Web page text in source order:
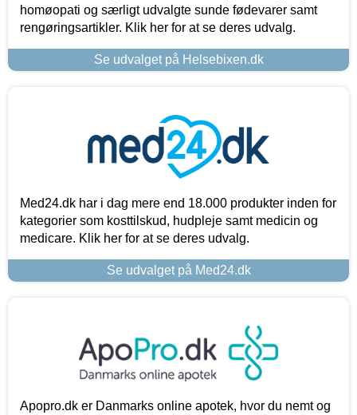
homøopati og særligt udvalgte sunde fødevarer samt
rengøringsartikler. Klik her for at se deres udvalg.
Se udvalget på Helsebixen.dk
Med24.dk har i dag mere end 18.000 produkter inden for
kategorier som kosttilskud, hudpleje samt medicin og
medicare. Klik her for at se deres udvalg.
Se udvalget på Med24.dk
Apopro.dk er Danmarks online apotek, hvor du nemt og